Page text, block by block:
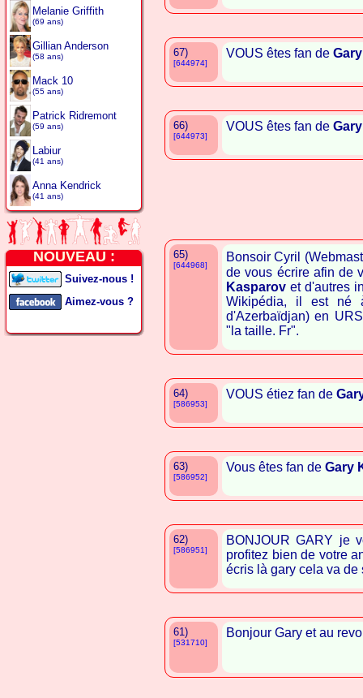
Melanie Griffith
(69 ans)
Gillian Anderson
(58 ans)
Mack 10
(55 ans)
Patrick Ridremont
(59 ans)
Labiur
(41 ans)
Anna Kendrick
(41 ans)
NOUVEAU :
Suivez-nous !
Aimez-vous ?
67)
[644974]
VOUS êtes fan de
66)
[644973]
VOUS êtes fan de
65)
[644968]
Bonsoir Cyril
de vous écrire afin de
Kasparov et d'autres
Wikipédia, il est né
d'Azerbaïdjan) en
"la taille. Fr".
64)
[586953]
VOUS étiez fan de
63)
[586952]
Vous êtes fan de Gary
62)
[586951]
BONJOUR GARY je
profitez bien de votre
écris là gary cela va de
61)
[531710]
Bonjour Gary et au